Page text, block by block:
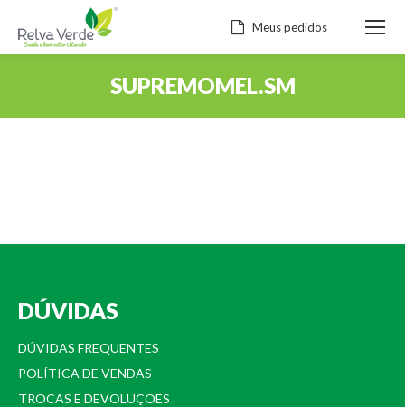
Meus pedidos
SUPREMOMEL.SM
DÚVIDAS
DÚVIDAS FREQUENTES
POLÍTICA DE VENDAS
TROCAS E DEVOLUÇÕES